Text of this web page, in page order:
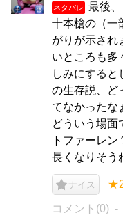
ネタバレ
最後
十本槍の（一
がりが示され
いところも多
しみにすると
の生存説、ど
てなかったな
どういう場面
トファーレ
長くなりそう
ナイス
コメント(0)